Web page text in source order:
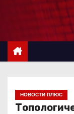
с
НОВОСТИ ПЛЮС